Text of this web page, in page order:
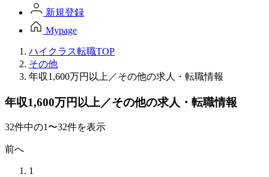
新規登録
Mypage
ハイクラス転職TOP
その他
年収1,600万円以上／その他の求人・転職情報
年収1,600万円以上／その他の求人・転職情報
32件中の1〜32件を表示
前へ
1